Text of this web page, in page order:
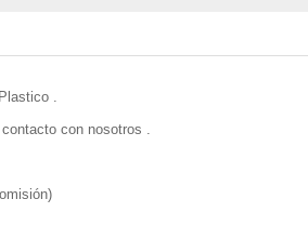
.
con nosotros .